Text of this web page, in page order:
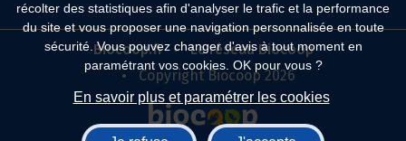
récolter des statistiques afin d'analyser le trafic et la performance
du site et vous proposer une navigation personnalisée en toute
sécurité. Vous pouvez changer d'avis à tout moment en
paramétrant vos cookies. OK pour vous ?
En savoir plus et paramétrer les cookies
Biocoop.fr
Le réseau Biocoop
Copyright Biocoop 2026